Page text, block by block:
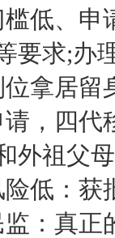
、申
要求;办
拿居留
四代
外祖父
：获
：真正